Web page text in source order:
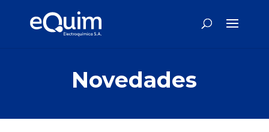
Novedades